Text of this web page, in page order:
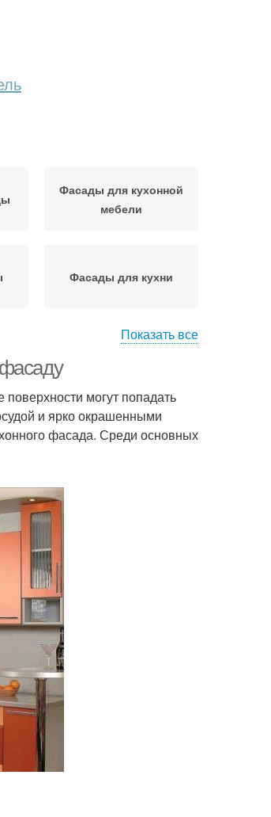
Фасады для кухонной
мебели
Фасады для кухни
Показать все
могут попадать
и ярко окрашенными
фасада. Среди основных